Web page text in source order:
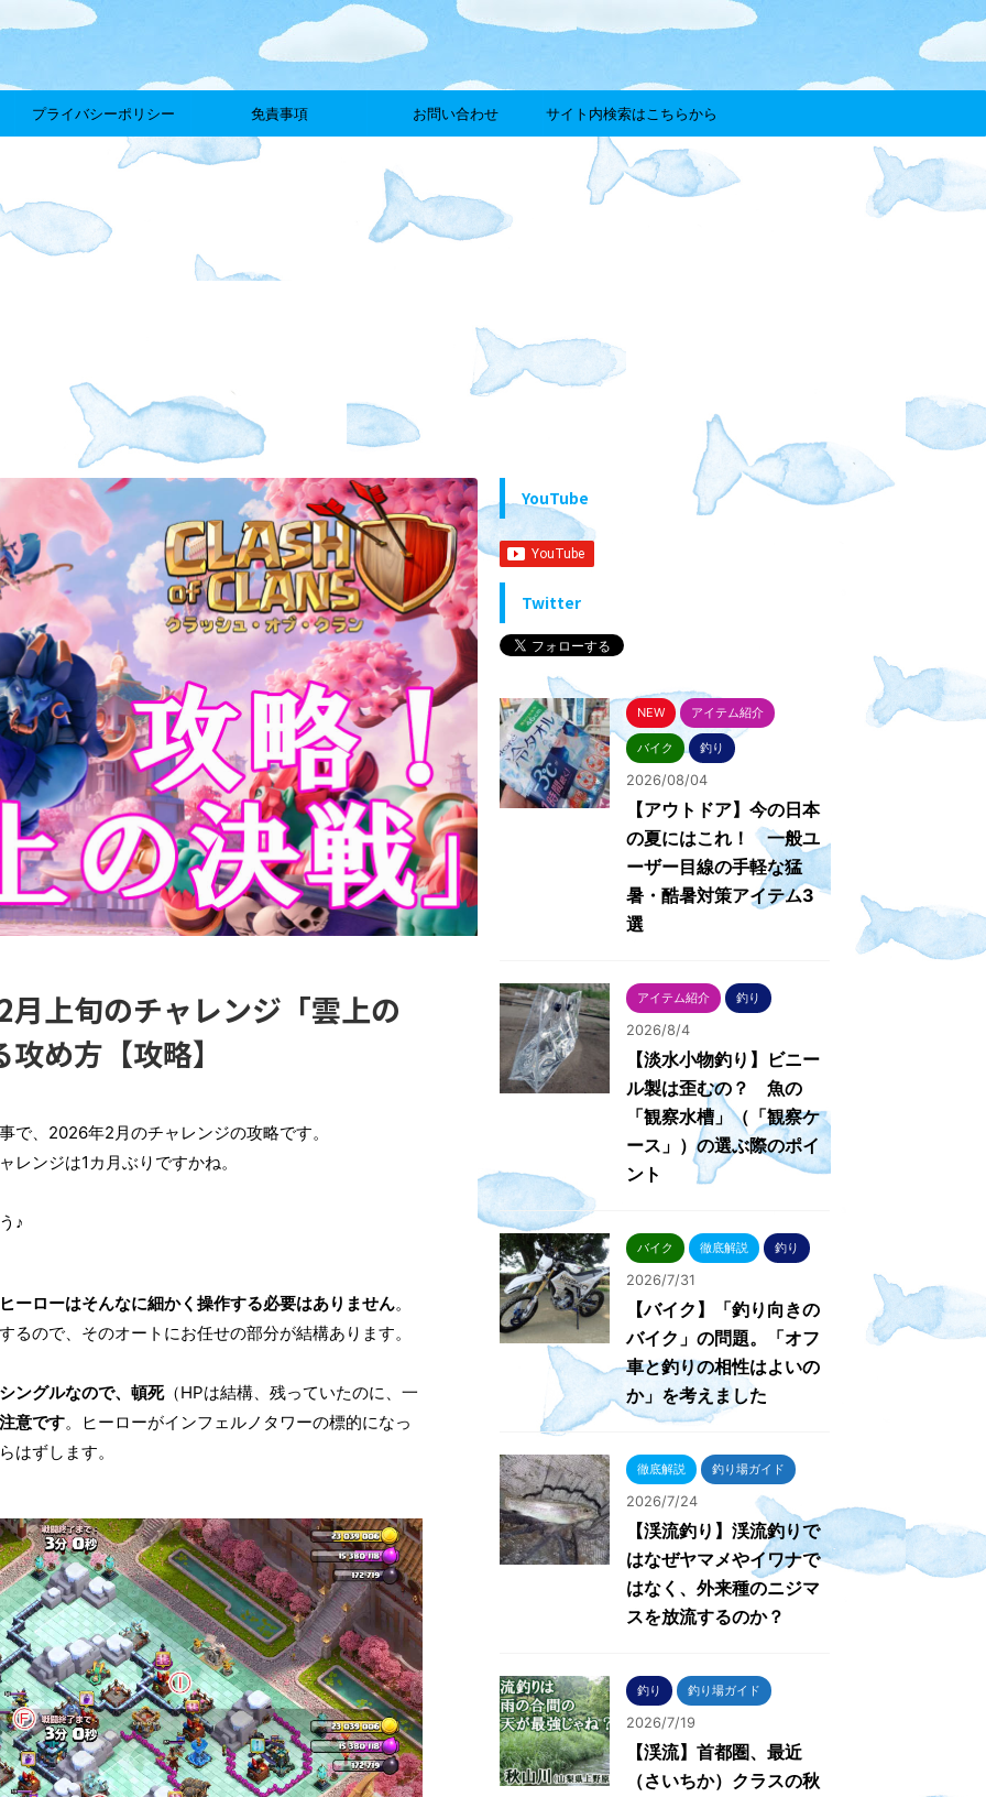
プライバシーポリシー 免責事項 お問い合わせ サイト内検索はこちらから
上旬のチャレンジ「雲上の
め方【攻略】
で、2026年2月のチャレンジの攻略です。
レンジは1カ月ぶりですかね。
♪
ーローはそんなに細かく操作する必要はありません。
るので、そのオートにお任せの部分が結構あります。
ングルなので、頓死（HPは結構、残っていたのに、一
意です。ヒーローがインフェルノタワーの標的になっ
はずします。
YouTube
Twitter
NEW アイテム紹介
バイク 釣り
2026/08/04
【アウトドア】今の日本
の夏にはこれ！ 一般ユ
ーザー目線の手軽な猛
暑・酷暑対策アイテム3
選
アイテム紹介 釣り
2026/8/4
【淡水小物釣り】ビニー
ル製は歪むの？ 魚の
「観察水槽」（「観察ケ
ース」）の選ぶ際のポイ
ント
バイク 徹底解説 釣り
2026/7/31
【バイク】「釣り向きの
バイク」の問題。「オフ
車と釣りの相性はよいの
か」を考えました
徹底解説 釣り場ガイド
2026/7/24
【渓流釣り】渓流釣りで
はなぜヤマメやイワナで
はなく、外来種のニジマ
スを放流するのか？
釣り 釣り場ガイド
2026/7/19
【渓流】首都圏、最近
（さいちか）クラスの秋